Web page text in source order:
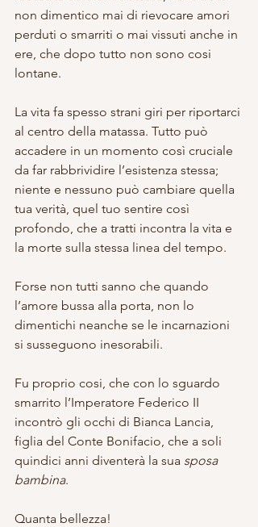
non dimentico mai di rievocare amori
perduti o smarriti o mai vissuti anche in
ere, che dopo tutto non sono cosi
lontane.
La vita fa spesso strani giri per riportarci
al centro della matassa. Tutto può
accadere in un momento così cruciale
da far rabbrividire l’esistenza stessa;
niente e nessuno può cambiare quella
tua verità, quel tuo sentire così
profondo, che a tratti incontra la vita e
la morte sulla stessa linea del tempo.
Forse non tutti sanno che quando
l’amore bussa alla porta, non lo
dimentichi neanche se le incarnazioni
si susseguono inesorabili.
Fu proprio cosi, che con lo sguardo
smarrito l’Imperatore Federico II
incontrò gli occhi di Bianca Lancia,
figlia del Conte Bonifacio, che a soli
quindici anni diventerà la sua sposa
bambina.
Quanta bellezza!